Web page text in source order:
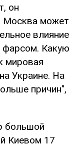
он
Москва может
влияние
фарсом. Какую
мировая
Украине. На
причин",
большой
Киевом 17